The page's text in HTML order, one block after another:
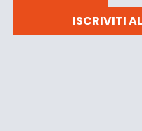
ISCRIVITI